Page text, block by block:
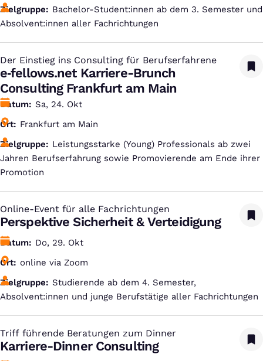
Zielgruppe
Bachelor-Student:innen ab dem 3. Semester und
Absolvent:innen aller Fachrichtungen
Der Einstieg ins Consulting für Berufserfahrene
:
e‑fellows.net Karriere-Brunch
Consulting Frankfurt am Main
Datum
Sa, 24. Okt
Ort
Frankfurt am Main
Zielgruppe
Leistungsstarke (Young) Professionals ab zwei
Jahren Berufserfahrung sowie Promovierende am Ende ihrer
Promotion
Online-Event für alle Fachrichtungen
:
Perspektive Sicherheit & Verteidigung
Datum
Do, 29. Okt
Ort
online via Zoom
Zielgruppe
Studierende ab dem 4. Semester,
Absolvent:innen und junge Berufstätige aller Fachrichtungen
Triff führende Beratungen zum Dinner
:
Karriere-Dinner Consulting